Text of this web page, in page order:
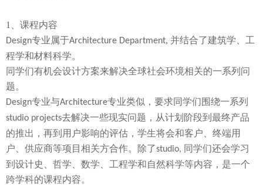
1、 课程内容
Design专业属于Architecture Department, 并结合了建筑学、工
程学和材料科学。
同学们有机会设计方案来解决全球社会环境相关的一系列问
题。
Design专业与Architecture专业类似，要求同学们围绕一系列
studio projects去解决一些现实问题，从计划阶段到最终产品
的推出，再到用户影响的评估，学生将会和客户、终端用
户、供应商等项目相关方合作。除了studio, 同学们还会学习
到设计史、哲学、数学、工程学和自然科学等内容，是一个
跨学科的课程内容。